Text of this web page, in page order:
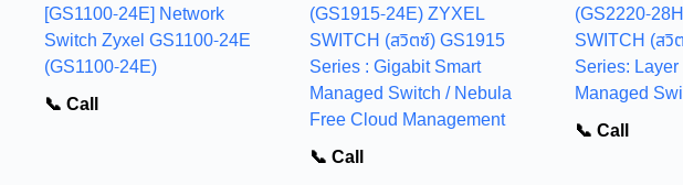
[GS1100-24E] Network
Switch Zyxel GS1100-24E
(GS1100-24E)
📞 Call
(GS1915-24E) ZYXEL
SWITCH (สวิตซ์) GS1915
Series : Gigabit Smart
Managed Switch / Nebula
Free Cloud Management
📞 Call
(GS2220-
SWITCH (สวิ
Series:
Managed
📞 Call